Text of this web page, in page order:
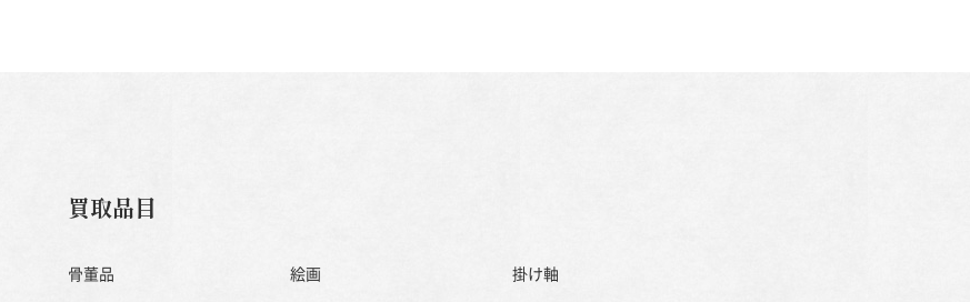
買取品目
骨董品 絵画
掛け軸